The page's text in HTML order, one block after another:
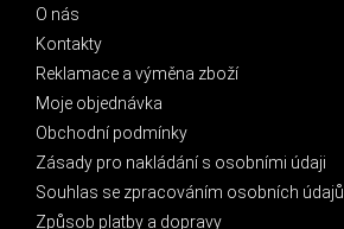
O nás
Kontakty
Reklamace a výměna zboží
Moje objednávka
Obchodní podmínky
Zásady pro nakládání s osobními údaji
Souhlas se zpracováním osobních údajů
Způsob platby a dopravy